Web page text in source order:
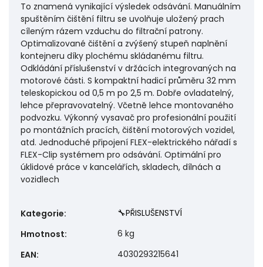
To znamená vynikající výsledek odsávání. Manuálním
spuštěním čištění filtru se uvolňuje uložený prach
cíleným rázem vzduchu do filtrační patrony.
Optimalizované čištění a zvýšený stupeň naplnění
kontejneru díky plochému skládanému filtru.
Odkládání příslušenství v držácích integrovaných na
motorové části. S kompaktní hadicí průměru 32 mm
teleskopickou od 0,5 m po 2,5 m. Dobře ovladatelný,
lehce přepravovatelný. Včetně lehce montovaného
podvozku. Výkonný vysavač pro profesionální použití
po montážních pracích, čištění motorových vozidel,
atd. Jednoduché připojení FLEX-elektrického nářadí s
FLEX-Clip systémem pro odsávání. Optimální pro
úklidové práce v kancelářích, skladech, dílnách a
vozidlech
Kategorie:
🔧PŘISLUŠENSTVÍ
Hmotnost:
6 kg
EAN:
4030293215641